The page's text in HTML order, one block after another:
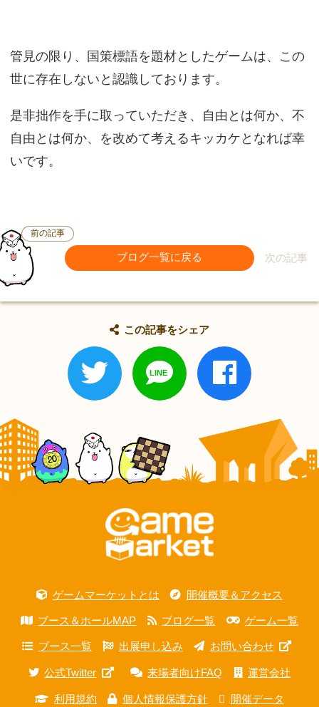
管見の限り、国策標語を題材としたゲームは、この
世に存在しないと認識しております。
是非拙作を手に取っていただき、自由とは何か、不
自由とは何か、を改めて考えるキッカケとなれば幸
いです。
前の記事
ブログ一覧に戻る 次の記事
この記事をシェア
ゲームマーケットとは 開催概要＆アクセス
ブース＆ホールMAP ブログ一覧 ゲーム一覧
ブース一覧 出展申し込み お問い合わせ
公式Twitter 来場者向けFAQ 運営会社
利用規約 個人情報保護方針 開催データ